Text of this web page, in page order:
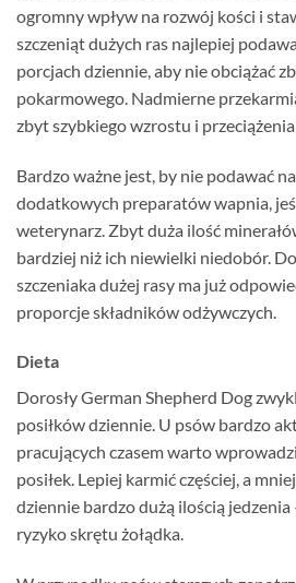
ogromny wpływ na rozwój kości i
szczeniąt dużych ras najlepiej
porcjach dziennie, aby nie obciążać
pokarmowego. Nadmierne
zbyt szybkiego wzrostu i
Bardzo ważne jest, by nie podawać
dodatkowych preparatów wapnia,
weterynarz. Zbyt duża ilość
bardziej niż ich niewielki niedobór.
szczeniaka dużej rasy ma już
proporcje składników odżywczych.
Dieta
Dorosły German Shepherd Dog
posiłków dziennie. U psów bardzo
pracujących czasem warto
posiłek. Lepiej karmić częściej, a
dziennie bardzo dużą ilością
ryzyko skrętu żołądka.